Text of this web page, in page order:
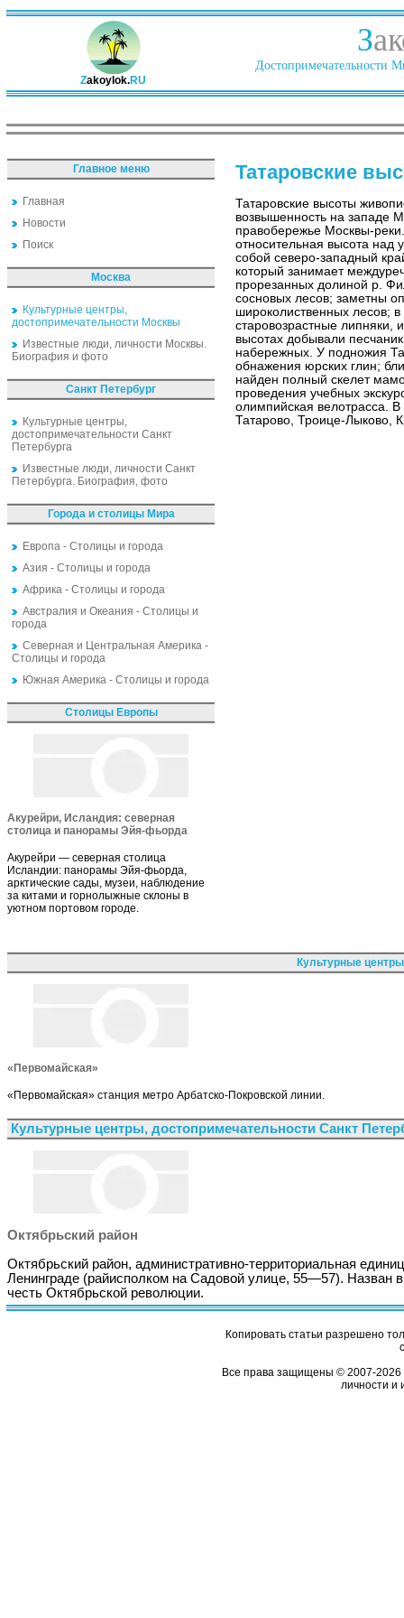
Zakoylok.RU
З
Достопримечательности
Главное меню
Главная
Новости
Поиск
Москва
Культурные центры,
достопримечательности Москвы
Известные люди, личности Москвы.
Биография и фото
Санкт Петербург
Культурные центры,
достопримечательности Санкт
Петербурга
Известные люди, личности Санкт
Петербурга. Биография, фото
Города и столицы Мира
Европа - Столицы и города
Азия - Столицы и города
Африка - Столицы и города
Австралия и Океания - Столицы и
города
Северная и Центральная Америка -
Столицы и города
Южная Америка - Столицы и города
Столицы Европы
Акурейри, Исландия: северная
столица и панорамы Эйя-фьорда
Акурейри — северная столица
Исландии: панорамы Эйя-фьорда,
арктические сады, музеи, наблюдение
за китами и горнолыжные склоны в
уютном портовом городе.
Татаровские
Татаровские высоты
возвышенность на западе
правобережье Москвы-
относительная высота
собой северо-западный
который занимает
прорезанных долиной р.
сосновых лесов; заметны
широколиственных лесов;
старовозрастные липняки,
высотах добывали
набережных. У подножия
обнажения юрских глин;
найден полный скелет
проведения учебных
олимпийская велотрасса.
Татарово, Троице-Лыково,
Культурные
«Первомайская»
«Первомайская» станция метро Арбатско-Покровской линии.
Культурные центры, достопримечательности Санкт
Октябрьский район
Октябрьский район, административно-территориальная
Ленинграде (райисполком на Садовой улице, 55—57). Назван в
честь Октябрьской революции.
Копировать статьи разрешено
Все права защищены © 2007-2026
личности и